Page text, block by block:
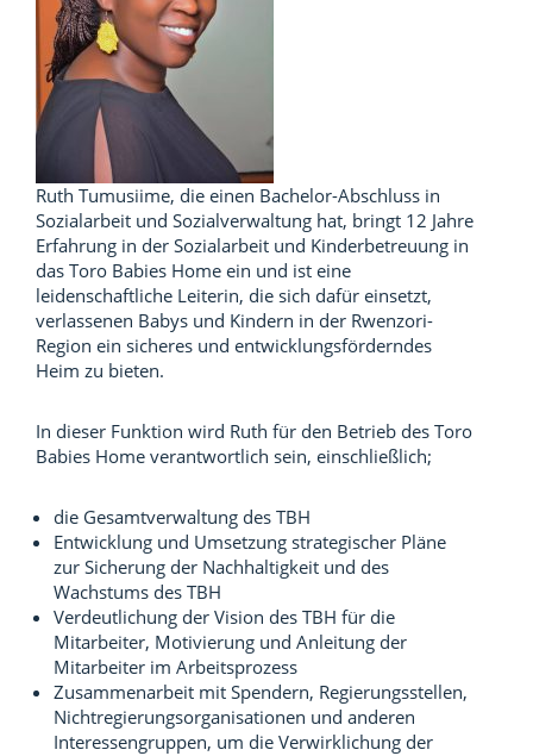
Ruth Tumusiime, die einen Bachelor-Abschluss in
Sozialarbeit und Sozialverwaltung hat, bringt 12 Jahre
Erfahrung in der Sozialarbeit und Kinderbetreuung in
das Toro Babies Home ein und ist eine
leidenschaftliche Leiterin, die sich dafür einsetzt,
verlassenen Babys und Kindern in der Rwenzori-
Region ein sicheres und entwicklungsförderndes
Heim zu bieten.
In dieser Funktion wird Ruth für den Betrieb des Toro
Babies Home verantwortlich sein, einschließlich;
die Gesamtverwaltung des TBH
Entwicklung und Umsetzung strategischer Pläne
zur Sicherung der Nachhaltigkeit und des
Wachstums des TBH
Verdeutlichung der Vision des TBH für die
Mitarbeiter, Motivierung und Anleitung der
Mitarbeiter im Arbeitsprozess
Zusammenarbeit mit Spendern, Regierungsstellen,
Nichtregierungsorganisationen und anderen
Interessengruppen, um die Verwirklichung der